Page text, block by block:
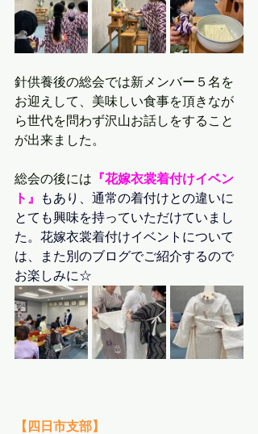
針供養後の総会では新メンバー５名を
お迎えして、美味しい食事を頂きなが
ら世代を問わず沢山お話しをすること
が出来ました。
総会の後には 『花嫁衣裳着付けイベン
ト』
もあり、通常の着付けとの違いに
とても興味を持っていただけていまし
た。花嫁衣裳着付けイベントについて
は、また別のブログでご紹介するので
お楽しみに☆
【四日市支部】